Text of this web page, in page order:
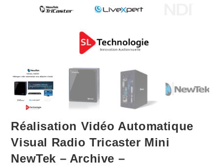
Réalisation Vidéo Automatique
Visual Radio Tricaster Mini
NewTek – Archive –